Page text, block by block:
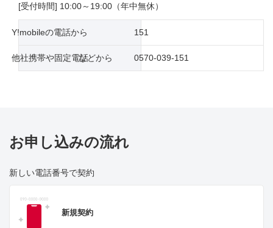
[受付時間] 10:00～19:00（年中無休）
Y!mobileの電話から 151
他社携帯や固定電話などから 0570-039-151
お申し込みの流れ
新しい電話番号で契約
新規契約